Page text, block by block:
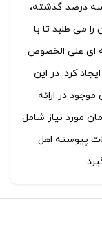
درصد گذشته،
می طلبد تا با
ای علی الخصوص
کرد. در این
در ارائه
مورد نیاز شامل
پیوسته اهل